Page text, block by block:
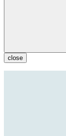
close